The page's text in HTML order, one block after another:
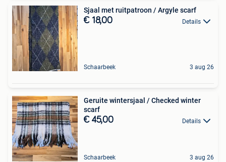
Sjaal met ruitpatroon / Argyle scarf
€ 18,00 Details
Schaarbeek 3 aug 26
Geruite wintersjaal / Checked winter
scarf
€ 45,00 Details
Schaarbeek 3 aug 26